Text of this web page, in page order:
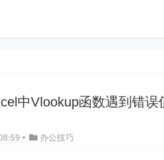
中Vlookup函数遇到错误
• 办公技巧